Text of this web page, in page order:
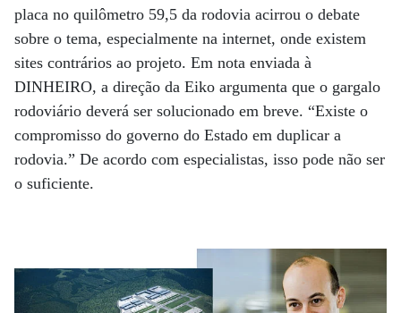
placa no quilômetro 59,5 da rodovia acirrou o debate
sobre o tema, especialmente na internet, onde existem
sites contrários ao projeto. Em nota enviada à
DINHEIRO, a direção da Eiko argumenta que o gargalo
rodoviário deverá ser solucionado em breve. “Existe o
compromisso do governo do Estado em duplicar a
rodovia.” De acordo com especialistas, isso pode não ser
o suficiente.